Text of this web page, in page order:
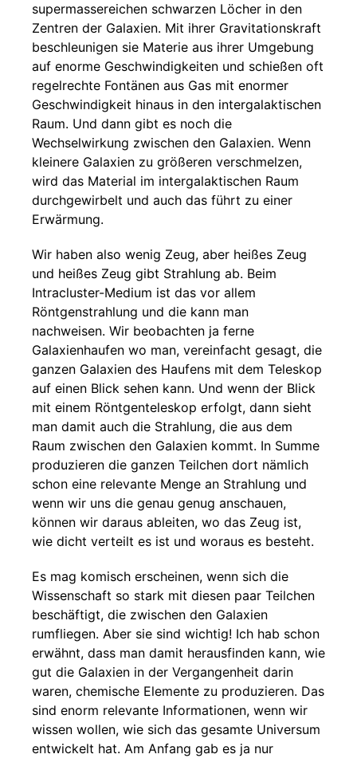
supermassereichen schwarzen Löcher in den
Zentren der Galaxien. Mit ihrer Gravitationskraft
beschleunigen sie Materie aus ihrer Umgebung
auf enorme Geschwindigkeiten und schießen oft
regelrechte Fontänen aus Gas mit enormer
Geschwindigkeit hinaus in den intergalaktischen
Raum. Und dann gibt es noch die
Wechselwirkung zwischen den Galaxien. Wenn
kleinere Galaxien zu größeren verschmelzen,
wird das Material im intergalaktischen Raum
durchgewirbelt und auch das führt zu einer
Erwärmung.
Wir haben also wenig Zeug, aber heißes Zeug
und heißes Zeug gibt Strahlung ab. Beim
Intracluster-Medium ist das vor allem
Röntgenstrahlung und die kann man
nachweisen. Wir beobachten ja ferne
Galaxienhaufen wo man, vereinfacht gesagt, die
ganzen Galaxien des Haufens mit dem Teleskop
auf einen Blick sehen kann. Und wenn der Blick
mit einem Röntgenteleskop erfolgt, dann sieht
man damit auch die Strahlung, die aus dem
Raum zwischen den Galaxien kommt. In Summe
produzieren die ganzen Teilchen dort nämlich
schon eine relevante Menge an Strahlung und
wenn wir uns die genau genug anschauen,
können wir daraus ableiten, wo das Zeug ist,
wie dicht verteilt es ist und woraus es besteht.
Es mag komisch erscheinen, wenn sich die
Wissenschaft so stark mit diesen paar Teilchen
beschäftigt, die zwischen den Galaxien
rumfliegen. Aber sie sind wichtig! Ich hab schon
erwähnt, dass man damit herausfinden kann, wie
gut die Galaxien in der Vergangenheit darin
waren, chemische Elemente zu produzieren. Das
sind enorm relevante Informationen, wenn wir
wissen wollen, wie sich das gesamte Universum
entwickelt hat. Am Anfang gab es ja nur